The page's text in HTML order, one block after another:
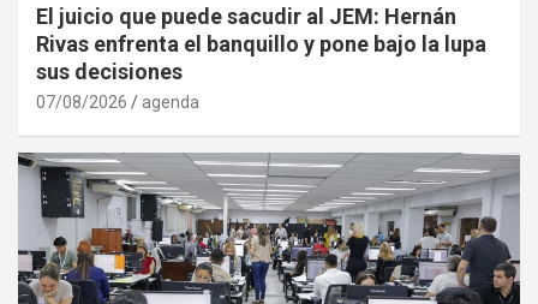
El juicio que puede sacudir al JEM: Hernán
Rivas enfrenta el banquillo y pone bajo la lupa
sus decisiones
07/08/2026 agenda